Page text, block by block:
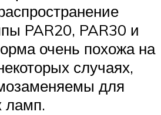
PAR20, PAR30 и
очень похожа на
случаях,
для
ламп.